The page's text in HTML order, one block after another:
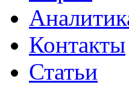
Контакты
Статьи